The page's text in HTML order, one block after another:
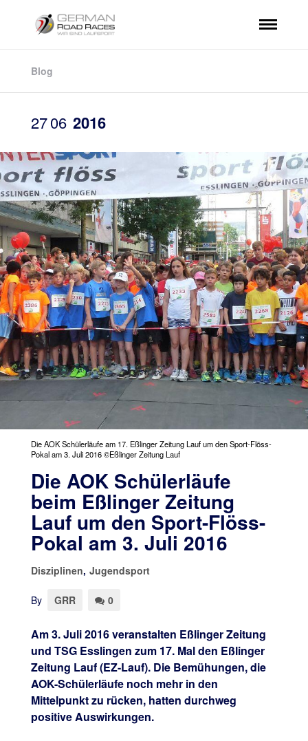
Blog
2706 2016
Die AOK Schülerläufe am 17. Eßlinger Zeitung Lauf um den Sport-Flöss-
Pokal am 3. Juli 2016 ©Eßlinger Zeitung Lauf
Die AOK Schülerläufe
beim Eßlinger Zeitung
Lauf um den Sport-Flöss-
Pokal am 3. Juli 2016
Disziplinen, Jugendsport
By GRR 0
Am 3. Juli 2016 veranstalten Eßlinger Zeitung
und TSG Esslingen zum 17. Mal den Eßlinger
Zeitung Lauf (EZ-Lauf). Die Bemühungen, die
AOK-Schülerläufe noch mehr in den
Mittelpunkt zu rücken, hatten durchweg
positive Auswirkungen.